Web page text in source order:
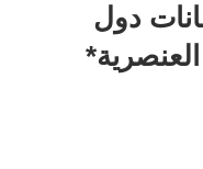
دول